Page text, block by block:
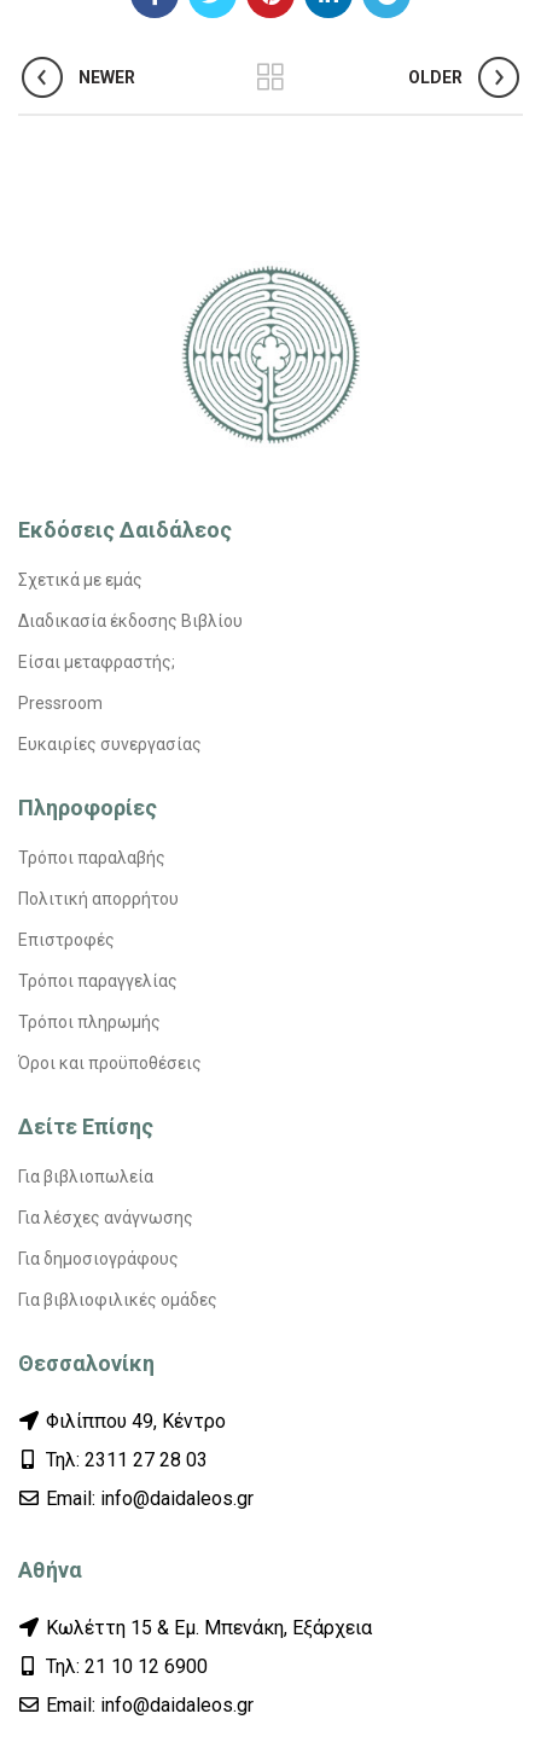
NEWER OLDER
Εκδόσεις Δαιδάλεος
Σχετικά με εμάς
Διαδικασία έκδοσης Βιβλίου
Είσαι μεταφραστής;
Pressroom
Ευκαιρίες συνεργασίας
Πληροφορίες
Τρόποι παραλαβής
Πολιτική απορρήτου
Επιστροφές
Τρόποι παραγγελίας
Τρόποι πληρωμής
Όροι και προϋποθέσεις
Δείτε Επίσης
Για βιβλιοπωλεία
Για λέσχες ανάγνωσης
Για δημοσιογράφους
Για βιβλιοφιλικές ομάδες
Θεσσαλονίκη
Φιλίππου 49, Κέντρο
Τηλ: 2311 27 28 03
Εmail: info@daidaleos.gr
Αθήνα
Κωλέττη 15 & Εμ. Μπενάκη, Εξάρχεια
Τηλ: 21 10 12 6900
Εmail: info@daidaleos.gr